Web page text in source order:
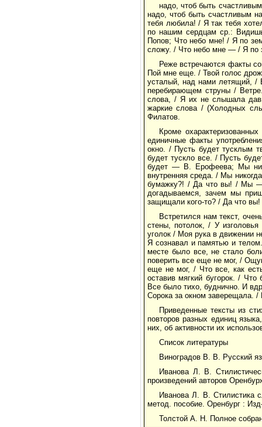
надо, чтоб быть
надо, чтоб быть счастливым
тебя любила! / Я так тебя
по нашим сердцам ср.:
Попов; Что небо мне! / Я по
сложу. / Что небо мне — / Я
Реже встречаются факты
Пой мне еще. / Твой голос
усталый, над нами летящий,
перебирающем струны /
слова, / Я их не слышала
жаркие слова / (Холодных
Филатов.
Кроме
единичные факты
окно. / Пусть будет тусклым
будет тускло все. / Пусть
будет — В. Ерофеева; Мы
внутренняя среда. / Мы
бумажку?! / Да что вы! / Мы —
догадываемся, зачем мы
защищали кого-то? / Да что
Встретился нам текст,
стены, потолок, / У
уголок / Моя рука в движении
Я сознавал и памятью и
месте было все, не стало
поверить все еще не мог, /
еще не мог, / Что все, как
оставив мягкий бугорок. /
Все было тихо, буднично. И
Сорока за окном заверещала.
Приведенные тексты из
повторов разных единиц
них, об активности их
Список литературы
Виноградов В. В. Русский
Иванова Л. В.
произведений авторов
Иванова Л. В. Стилистика
метод. пособие. Оренбург :
Толстой А. Н. Полное